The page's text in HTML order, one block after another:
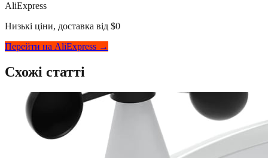
AliExpress
Низькі ціни, доставка від $0
Перейти на AliExpress →
Схожі статті